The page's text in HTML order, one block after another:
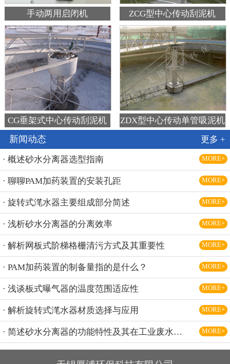
手动两用启闭机 ZCG型中心传动刮泥机
CG垂架式中心传动刮泥机 ZDX型中心传动单管吸泥机
新闻动态 更多 +
· 概述砂水分离器选型指南 MORE+
· 聊聊PAM加药装置的安装孔距 MORE+
· 旋转式滗水器主要组成部分简述 MORE+
· 浅析砂水分离器的分离效率 MORE+
· 解析网板式阶梯格栅清污方式及其重要性 MORE+
· PAM加药装置的制备量指的是什么？ MORE+
· 浅谈板式曝气器的温度范围适应性 MORE+
· 解析旋转式滗水器材质选择与应用 MORE+
· 简述砂水分离器的功能特性及其在工业废水处理中的应用 MORE+